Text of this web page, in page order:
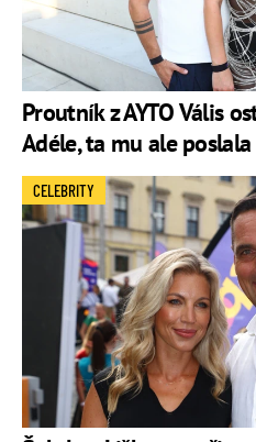
Proutník z AYTO Vális
Adéle, ta mu ale
CELEBRITY